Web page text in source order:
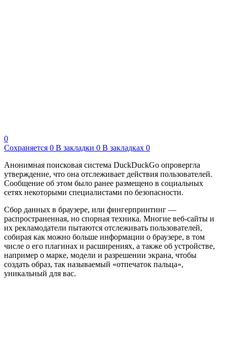
0
Сохраняется 0 В закладки 0 В закладках 0
Анонимная поисковая система DuckDuckGo опровергла
утверждение, что она отслеживает действия пользователей.
Сообщение об этом было ранее размещено в социальных
сетях некоторыми специалистами по безопасности.
Сбор данных в браузере, или фингерпринтинг —
распространенная, но спорная техника. Многие веб-сайты и
их рекламодатели пытаются отслеживать пользователей,
собирая как можно больше информации о браузере, в том
числе о его плагинах и расширениях, а также об устройстве,
например о марке, модели и разрешении экрана, чтобы
создать образ, так называемый «отпечаток пальца»,
уникальный для вас.